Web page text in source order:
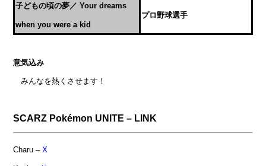
子どもの頃の夢／ Your dreams
when you were a kid
プロ野球選手
意気込み
みんなを熱くさせます！
SCARZ Pokémon UNITE – LINK
Charu – X